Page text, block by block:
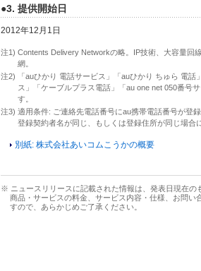
●3. 提供開始日
2012年12月1日
注1) Contents Delivery Networkの略。IP技術、大容量回
網。
注2) 「auひかり 電話サービス」「auひかり ちゅら 電
ス」「ケーブルプラス電話」「au one net 050番号
す。
注3) 適用条件: ご連絡先電話番号にau携帯電話番号が登
登録契約者名が同じ、もしくは登録住所が同じ場合
別紙: 株式会社あいコムこうかの概要
※ ニュースリリースに記載された情報は、発表日現在の
商品・サービスの料金、サービス内容・仕様、お問い
すので、あらかじめご了承ください。